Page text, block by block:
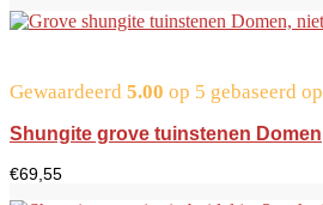
tot
Gewaardeerd 5.00 op 5 gebaseerd op
Shungite grove tuinstenen Domen
€69,55